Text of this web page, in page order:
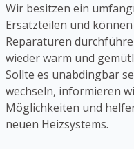
Wir besitzen ein
Ersatzteilen und
Reparaturen
wieder warm und
Sollte es unabdingbar
wechseln, informieren
Möglichkeiten und
neuen Heizsystems.